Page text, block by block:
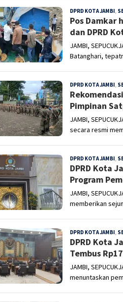
DPRD KOTA JAMBI,
Pos Damkar
dan DPRD
JAMBI,
Batanghari,
DPRD KOTA JAMBI,
Pimpinan
JAMBI,
secara resmi
DPRD KOTA JAMBI,
DPRD Kota
Program
JAMBI,
memberikan
DPRD KOTA JAMBI,
DPRD Kota
Tembus
JAMBI,
menuntaskan